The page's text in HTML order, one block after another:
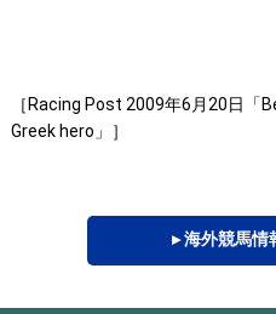
［Racing Post 2009年6月20日
Greek hero」］
▸ 海外競馬情